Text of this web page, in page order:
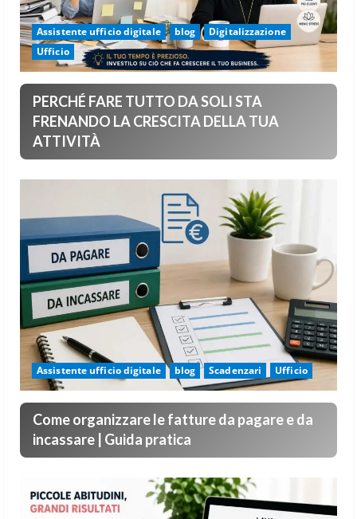
Assistente ufficio digitale blog
Digitalizzazione
Ufficio
PERCHÉ FARE TUTTO DA SOLI STA
FRENANDO LA CRESCITA DELLA TUA
ATTIVITÀ
Assistente ufficio digitale blog Scadenzari Ufficio
Come organizzare le fatture da pagare e da
incassare | Guida pratica